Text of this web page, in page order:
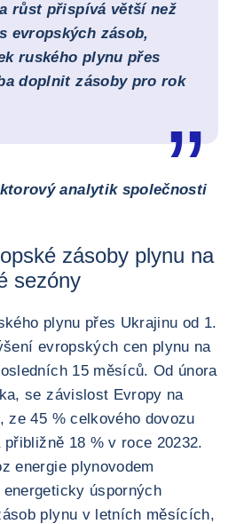
růst přispívá větší než
evropských zásob,
ruského plynu přes
doplnit zásoby pro rok
analytik společnosti
zásoby plynu na
sezóny
plynu přes Ukrajinu od 1.
evropských cen plynu na
15 měsíců. Od února
se závislost Evropy na
ze 45 % celkového dovozu
18 % v roce 20232.
energie plynovodem
úsporných
plynu v letních měsících,